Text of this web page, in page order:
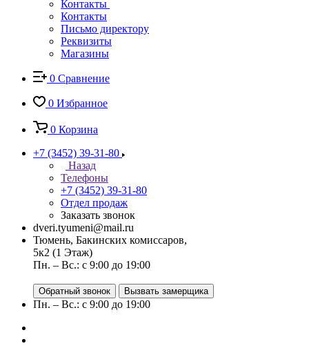
Контакты
Контакты
Письмо директору
Реквизиты
Магазины
0 Сравнение
0 Избранное
0 Корзина
+7 (3452) 39-31-80
Назад
Телефоны
+7 (3452) 39-31-80
Отдел продаж
Заказать звонок
dveri.tyumeni@mail.ru
Тюмень, Бакинских комиссаров,
5к2 (1 Этаж)
Пн. – Вс.: с 9:00 до 19:00
Обратный звонок Вызвать замерщика
Пн. – Вс.: с 9:00 до 19:00